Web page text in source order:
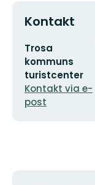
Kontakt
E-
postadress
Trosa
kommuns
turistcenter
Kontakt via e-
post